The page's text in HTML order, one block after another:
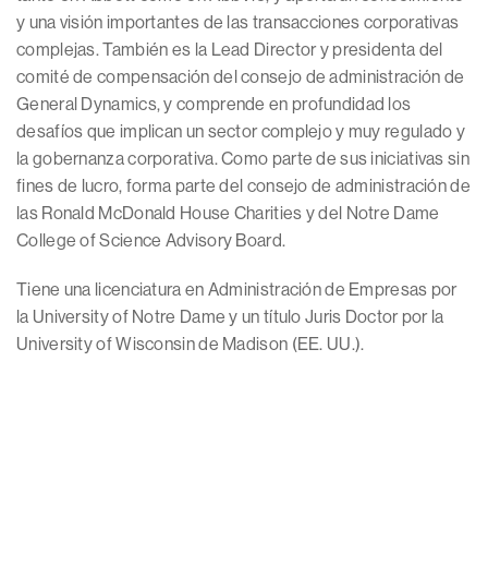
y una visión importantes de las transacciones corporativas
complejas. También es la Lead Director y presidenta del
comité de compensación del consejo de administración de
General Dynamics, y comprende en profundidad los
desafíos que implican un sector complejo y muy regulado y
la gobernanza corporativa. Como parte de sus iniciativas sin
fines de lucro, forma parte del consejo de administración de
las Ronald McDonald House Charities y del Notre Dame
College of Science Advisory Board.
Tiene una licenciatura en Administración de Empresas por
la University of Notre Dame y un título Juris Doctor por la
University of Wisconsin de Madison (EE. UU.).